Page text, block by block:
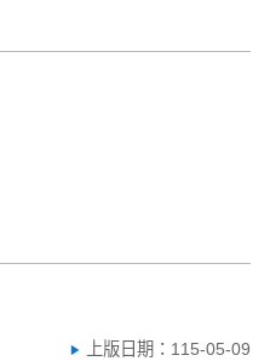
上版日期：115-05-09